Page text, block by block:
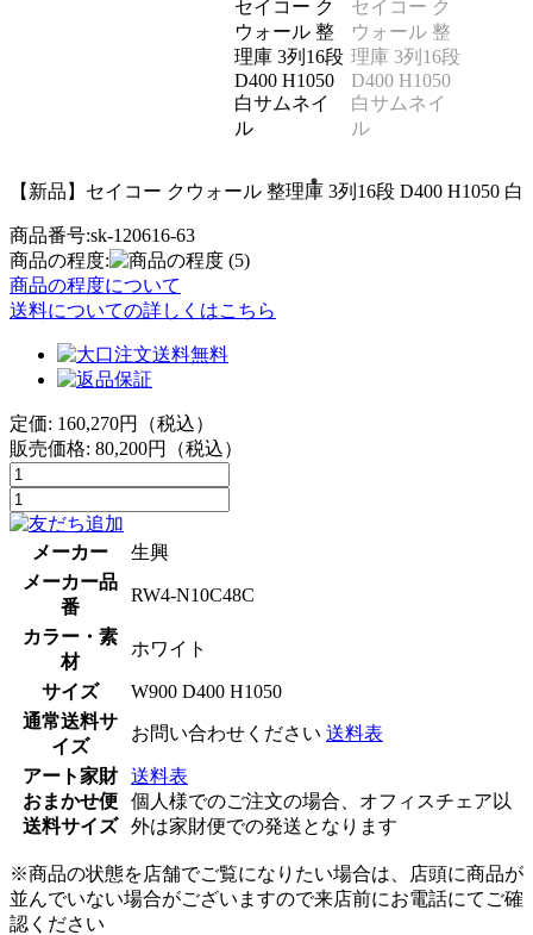
【新品】セイコー クウォール 整理庫 3列16段 D400 H1050 白
商品番号:sk-120616-63
商品の程度:
(5)
商品の程度について
送料についての詳しくはこちら
定価: 160,270円（税込）
販売価格: 80,200円（税込）
メーカー
生興
メーカー品
番
RW4-N10C48C
カラー・素
材
ホワイト
サイズ
W900 D400 H1050
通常送料サ
イズ
お問い合わせください 送料表
アート家財
おまかせ便
送料サイズ
送料表
個人様でのご注文の場合、オフィスチェア以
外は家財便での発送となります
※商品の状態を店舗でご覧になりたい場合は、店頭に商品が
並んでいない場合がございますので来店前にお電話にてご確
認ください